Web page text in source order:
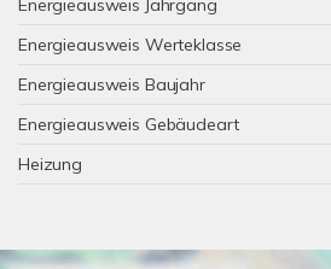
Energieausweis Jahrgang
Energieausweis Werteklasse
Energieausweis Baujahr
Energieausweis Gebäudeart
Heizung